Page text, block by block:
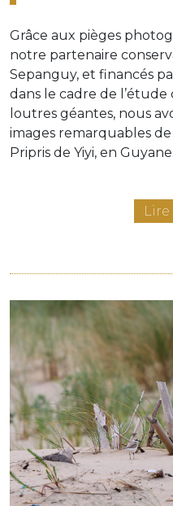
Grâce aux pièges
notre partenaire
Sepanguy, et financés
dans le cadre de
loutres géantes, nous
images remarquables
Pripris de Yiyi, en Guyane.
Lire